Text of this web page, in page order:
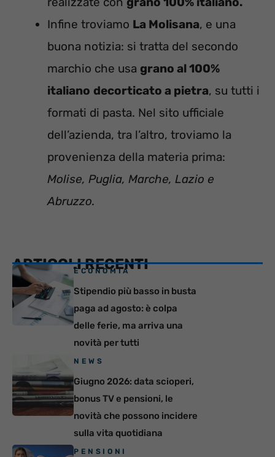
Infine troviamo La Molisana, e una
buona notizia: si tratta del secondo
marchio che usa grano al 100%
italiano decorticato a pietra, su tutti i
formati di pasta. Nel sito ufficiale
dell’azienda, tra l’altro, troviamo la
provenienza della materia prima:
Molise, Puglia, Marche, Lazio e
Abruzzo.
ARTICOLI RECENTI
ECONOMIA
Stipendio più basso in busta
paga ad agosto: è colpa
delle ferie, ma arriva una
novità per tutti
NEWS
Giugno 2026: data scioperi,
bonus TV e pensioni, le
novità che possono incidere
sulla vita quotidiana
PENSIONI